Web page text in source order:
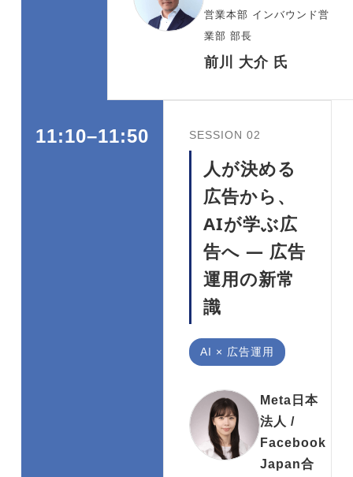
営業本部 インバウンド営
業部 部長
前川 大介 氏
11:10–11:50 SESSION 02
人が決める
広告から、
AIが学ぶ広
告へ — 広告
運用の新常
識
AI × 広告運用
Meta日本
法人 /
Facebook
Japan合